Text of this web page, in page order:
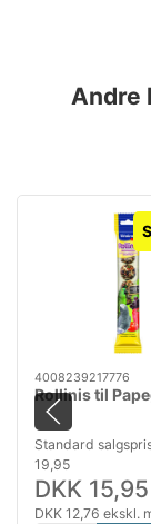
Andre
4008239217776
Rollinis til
Standard
19,95
DKK 15,95
DKK 12,76 ekskl.